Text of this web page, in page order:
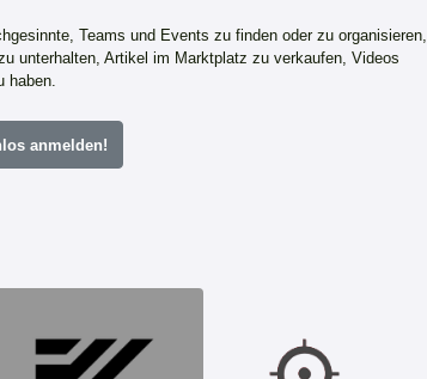
Teams und Events zu finden oder zu organisieren,
unterhalten, Artikel im Marktplatz zu verkaufen, Videos
haben.
anmelden!